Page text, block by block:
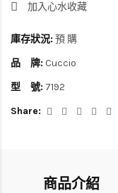
加入心水收藏
庫存狀況: 預 購
品 牌: Cuccio
型 號: 7192
Share:
商品介紹